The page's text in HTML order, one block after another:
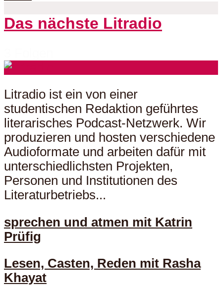
Das nächste Litradio
Litradio ist ein von einer
studentischen Redaktion geführtes
literarisches Podcast-Netzwerk. Wir
produzieren und hosten verschiedene
Audioformate und arbeiten dafür mit
unterschiedlichsten Projekten,
Personen und Institutionen des
Literaturbetriebs...
sprechen und atmen mit Katrin
Prüfig
Lesen, Casten, Reden mit Rasha
Khayat